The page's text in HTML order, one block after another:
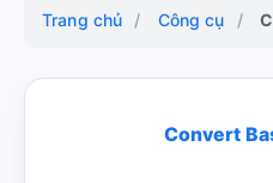
Trang chủ / Công cụ /
Convert